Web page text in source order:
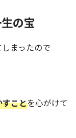
の宝
まったので
すことを心がけて